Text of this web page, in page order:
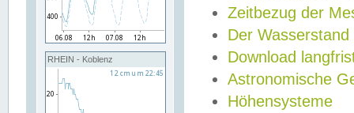
RHEIN - Koblenz
Zeitbezug der
Der Wasserstand
Download
Astronomische
Höhensysteme